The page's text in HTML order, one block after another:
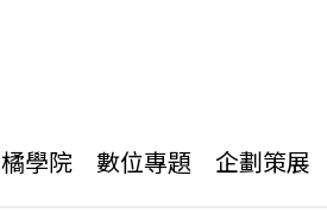
橘學院 數位專題 企劃策展